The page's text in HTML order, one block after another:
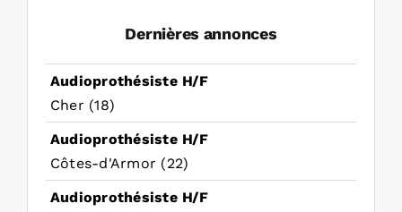
Dernières annonces
Audioprothésiste H/F
Cher (18)
Audioprothésiste H/F
Côtes-d'Armor (22)
Audioprothésiste H/F